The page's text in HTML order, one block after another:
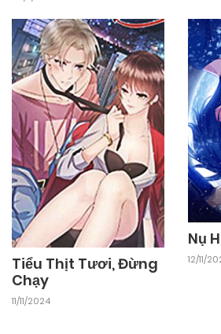
Tiểu Thịt Tươi, Đừng
Chạy
11/11/2024
Nụ
12/11/